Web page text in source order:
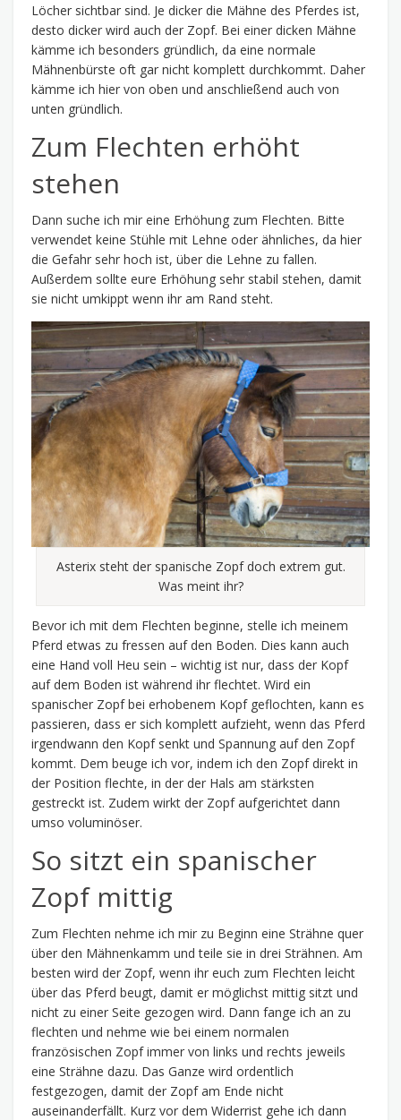
Löcher sichtbar sind. Je dicker die Mähne des Pferdes ist,
desto dicker wird auch der Zopf. Bei einer dicken Mähne
kämme ich besonders gründlich, da eine normale
Mähnenbürste oft gar nicht komplett durchkommt. Daher
kämme ich hier von oben und anschließend auch von
unten gründlich.
Zum Flechten erhöht
stehen
Dann suche ich mir eine Erhöhung zum Flechten. Bitte
verwendet keine Stühle mit Lehne oder ähnliches, da hier
die Gefahr sehr hoch ist, über die Lehne zu fallen.
Außerdem sollte eure Erhöhung sehr stabil stehen, damit
sie nicht umkippt wenn ihr am Rand steht.
Asterix steht der spanische Zopf doch extrem gut.
Was meint ihr?
Bevor ich mit dem Flechten beginne, stelle ich meinem
Pferd etwas zu fressen auf den Boden. Dies kann auch
eine Hand voll Heu sein – wichtig ist nur, dass der Kopf
auf dem Boden ist während ihr flechtet. Wird ein
spanischer Zopf bei erhobenem Kopf geflochten, kann es
passieren, dass er sich komplett aufzieht, wenn das Pferd
irgendwann den Kopf senkt und Spannung auf den Zopf
kommt. Dem beuge ich vor, indem ich den Zopf direkt in
der Position flechte, in der der Hals am stärksten
gestreckt ist. Zudem wirkt der Zopf aufgerichtet dann
umso voluminöser.
So sitzt ein spanischer
Zopf mittig
Zum Flechten nehme ich mir zu Beginn eine Strähne quer
über den Mähnenkamm und teile sie in drei Strähnen. Am
besten wird der Zopf, wenn ihr euch zum Flechten leicht
über das Pferd beugt, damit er möglichst mittig sitzt und
nicht zu einer Seite gezogen wird. Dann fange ich an zu
flechten und nehme wie bei einem normalen
französischen Zopf immer von links und rechts jeweils
eine Strähne dazu. Das Ganze wird ordentlich
festgezogen, damit der Zopf am Ende nicht
auseinanderfällt. Kurz vor dem Widerrist gehe ich dann